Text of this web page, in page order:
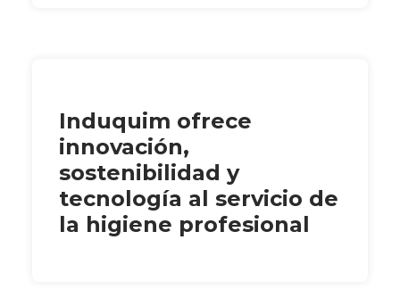
Induquim ofrece
innovación,
sostenibilidad y
tecnología al servicio de
la higiene profesional